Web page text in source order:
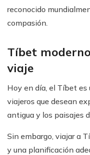
reconocido
compasión.
Tíbet
viaje
Hoy en día, el Tíbet es
viajeros que desean
antigua y los paisajes
Sin embargo, viajar a
y una planificación